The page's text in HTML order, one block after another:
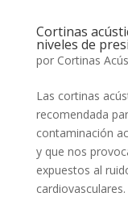
Cortinas
niveles de
por Cortinas
Las cortinas
recomendada
contaminación
y que nos
expuestos al